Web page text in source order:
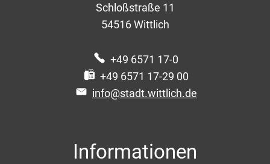
Schloßstraße 11
54516 Wittlich
+49 6571 17-0
+49 6571 17-29 00
info@stadt.wittlich.de
Informationen